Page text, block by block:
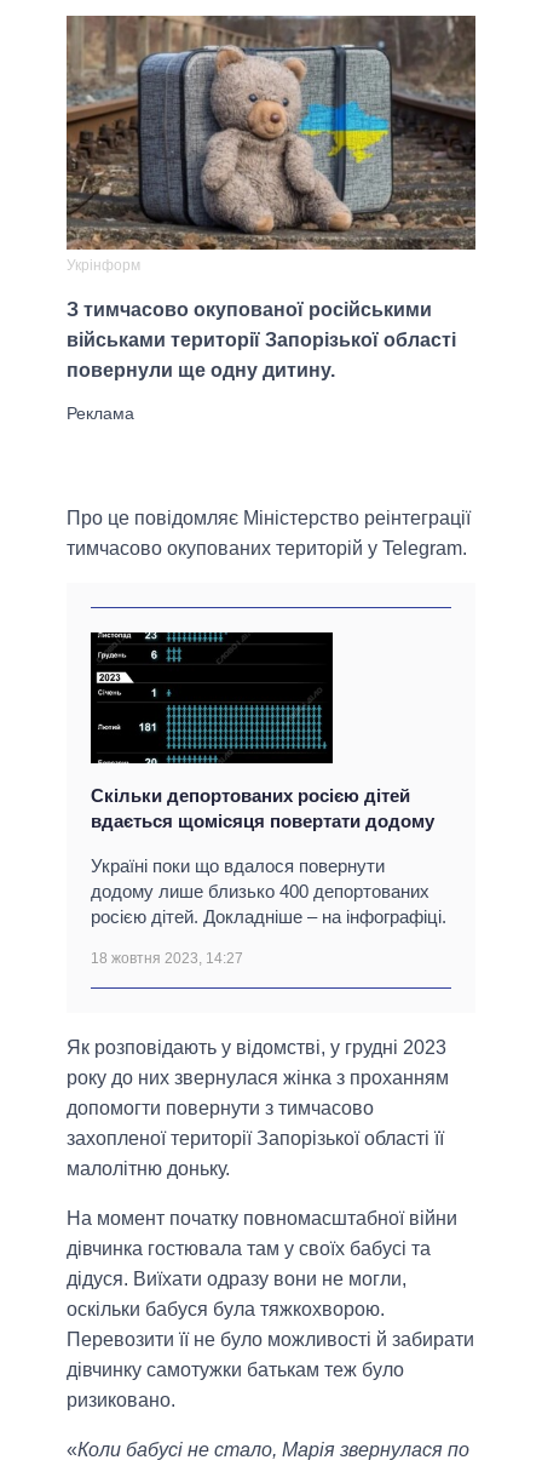
Укрінформ
З тимчасово окупованої російськими
військами території Запорізької області
повернули ще одну дитину.
Про це повідомляє Міністерство реінтеграції
тимчасово окупованих територій у Telegram.
Скільки депортованих росією дітей
вдається щомісяця повертати додому
Україні поки що вдалося повернути
додому лише близько 400 депортованих
росією дітей. Докладніше – на інфографіці.
18 жовтня 2023, 14:27
Як розповідають у відомстві, у грудні 2023
року до них звернулася жінка з проханням
допомогти повернути з тимчасово
захопленої території Запорізької області її
малолітню доньку.
На момент початку повномасштабної війни
дівчинка гостювала там у своїх бабусі та
дідуся. Виїхати одразу вони не могли,
оскільки бабуся була тяжкохворою.
Перевозити її не було можливості й забирати
дівчинку самотужки батькам теж було
ризиковано.
«Коли бабусі не стало, Марія звернулася по